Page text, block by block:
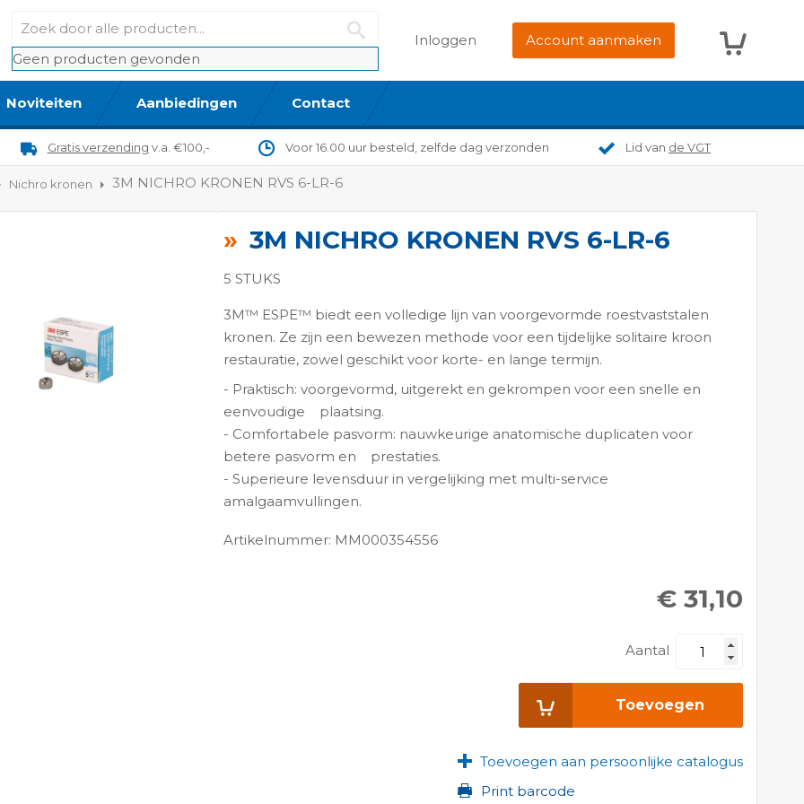
Geen producten gevonden
Inloggen Account aanmaken
Noviteiten Aanbiedingen Contact
Gratis verzending v.a. €100,- Voor 16.00 uur besteld, zelfde dag verzonden Lid van de VGT
Nichro kronen 3M NICHRO KRONEN RVS 6-LR-6
3M NICHRO KRONEN RVS 6-LR-6
5 STUKS
3M™ ESPE™ biedt een volledige lijn van voorgevormde roestvaststalen
kronen. Ze zijn een bewezen methode voor een tijdelijke solitaire kroon
restauratie, zowel geschikt voor korte- en lange termijn.
- Praktisch: voorgevormd, uitgerekt en gekrompen voor een snelle en
eenvoudige
plaatsing.
- Comfortabele pasvorm: nauwkeurige anatomische duplicaten voor
betere pasvorm en
prestaties.
- Superieure levensduur in vergelijking met multi-service
amalgaamvullingen.
Artikelnummer: MM000354556
€ 31,10
Aantal
Toevoegen
Toevoegen aan persoonlijke catalogus
Print barcode